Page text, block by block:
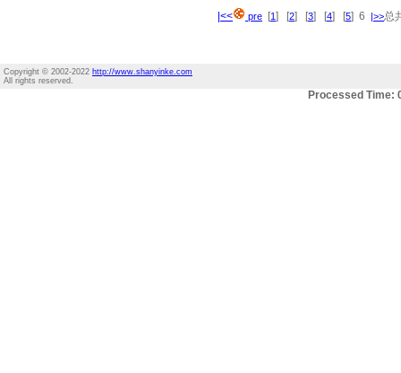
|<< pre [1] [2] [3] [4] [5] 6 |>>总
Copyright © 2002-2022 http://www.shanyinke.com
All rights reserved.
Processed Time: